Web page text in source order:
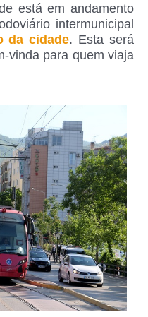
está em andamento
intermunicipal
da cidade. Esta será
vinda para quem viaja